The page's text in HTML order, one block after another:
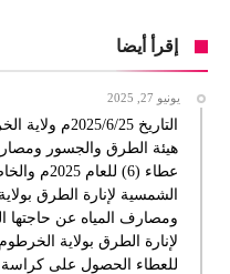
إقرأ أيضا
يونيو 27, 2025
التاريخ 2025/
هيئة الطرق والجسور ومصارف
عطاء (6)
الشمسية لإنارة الطرق
ومصارف المياه عن حاجتها
لإنارة الطرق بولاية
للعطاء الحصول على كراسة